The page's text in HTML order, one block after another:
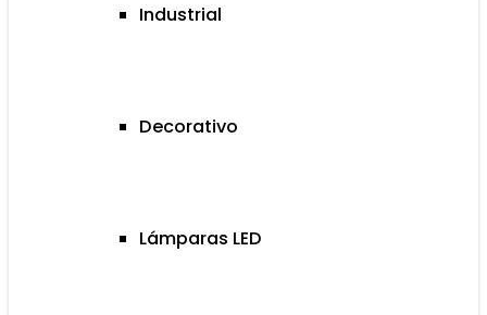
Industrial
Decorativo
Lámparas LED